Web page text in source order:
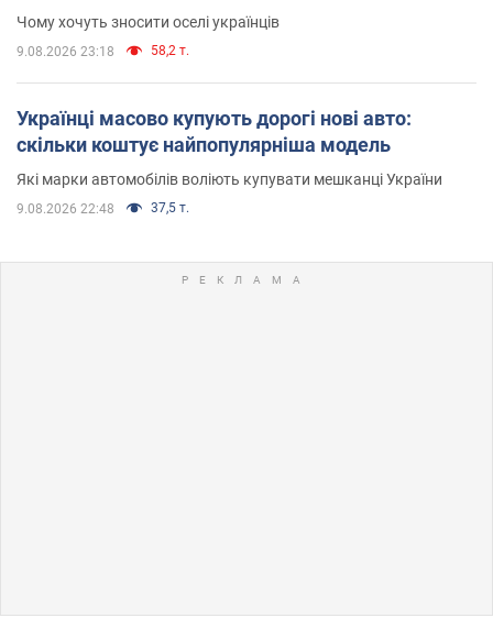
Чому хочуть зносити оселі українців
9.08.2026 23:18 58,2 т.
Українці масово купують дорогі нові авто:
скільки коштує найпопулярніша модель
Які марки автомобілів воліють купувати мешканці України
9.08.2026 22:48 37,5 т.